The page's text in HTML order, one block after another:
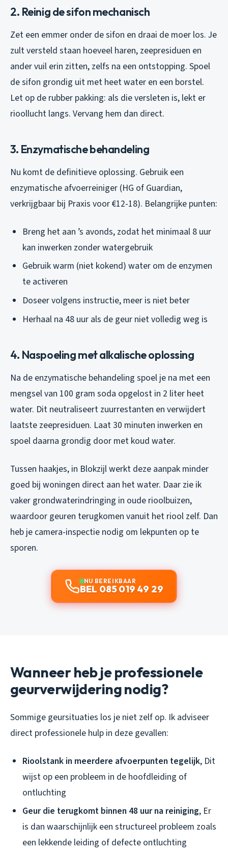
2. Reinig de sifon mechanisch
Zet een emmer onder de sifon en draai de moer los. Je
zult versteld staan hoeveel haren, zeepresiduen en
ander vuil erin zitten, zelfs na een ontstopping. Spoel
de sifon grondig uit met heet water en een borstel.
Let op de rubber pakking: als die versleten is, lekt er
rioollucht langs. Vervang hem dan direct.
3. Enzymatische behandeling
Nu komt de definitieve oplossing. Gebruik een
enzymatische afvoerreiniger (HG of Guardian,
verkrijgbaar bij Praxis voor €12-18). Belangrijke punten:
Breng het aan ’s avonds, zodat het minimaal 8 uur
kan inwerken zonder watergebruik
Gebruik warm (niet kokend) water om de enzymen
te activeren
Doseer volgens instructie, meer is niet beter
Herhaal na 48 uur als de geur niet volledig weg is
4. Naspoeling met alkalische oplossing
Na de enzymatische behandeling spoel je na met een
mengsel van 100 gram soda opgelost in 2 liter heet
water. Dit neutraliseert zuurrestanten en verwijdert
laatste zeepresiduen. Laat 30 minuten inwerken en
spoel daarna grondig door met koud water.
Tussen haakjes, in Blokzijl werkt deze aanpak minder
goed bij woningen direct aan het water. Daar zie ik
vaker grondwaterindringing in oude rioolbuizen,
waardoor geuren terugkomen vanuit het riool zelf. Dan
heb je camera-inspectie nodig om lekpunten op te
sporen.
NU BEREIKBAAR
BEL 085 019 49 29
Wanneer heb je professionele
geurverwijdering nodig?
Sommige geursituaties los je niet zelf op. Ik adviseer
direct professionele hulp in deze gevallen:
Rioolstank in meerdere afvoerpunten tegelijk, Dit
wijst op een probleem in de hoofdleiding of
ontluchting
Geur die terugkomt binnen 48 uur na reiniging, Er
is dan waarschijnlijk een structureel probleem zoals
een lekkende leiding of defecte ontluchting